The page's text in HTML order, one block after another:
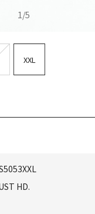
1/5
XXL
HD.